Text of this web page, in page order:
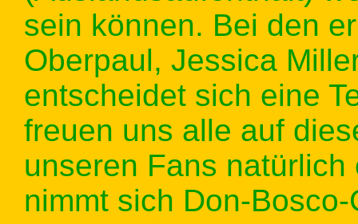
sein können. Bei den
Oberpaul, Jessica
entscheidet sich eine
freuen uns alle auf
unseren Fans
nimmt sich Don-